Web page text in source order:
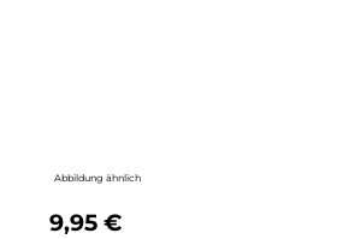
Abbildung ähnlich
Regulärer Preis:
9,95 €